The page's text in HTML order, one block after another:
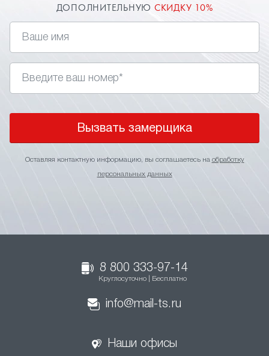
ДОПОЛНИТЕЛЬНУЮ СКИДКУ 10%
Вызвать замерщика
Оставляя контактную информацию, вы соглашаетесь на обработку
персональных данных
8 800 333-97-14
Круглосуточно | Бесплатно
info@mail-ts.ru
Наши офисы